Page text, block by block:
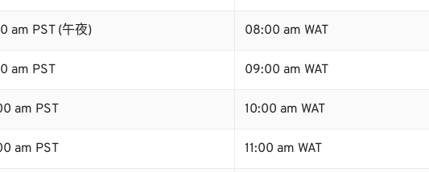
am PST (午夜) 08:00 am WAT
am PST 09:00 am WAT
am PST 10:00 am WAT
am PST 11:00 am WAT